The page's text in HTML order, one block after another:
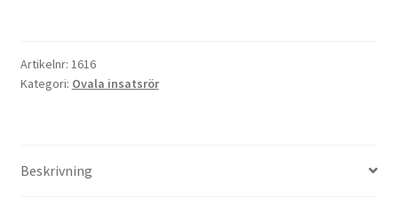
Artikelnr: 1616
Kategori: Ovala insatsrör
Beskrivning